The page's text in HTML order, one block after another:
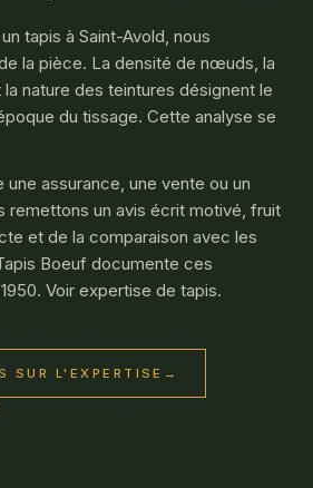
tapis à Saint-Avold, nous
la pièce. La densité de nœuds, la
nature des teintures désignent le
du tissage. Cette analyse se
assurance, une vente ou un
remettons un avis écrit motivé, fruit
et de la comparaison avec les
Boeuf documente ces
Voir expertise de tapis.
SUR L'EXPERTISE →